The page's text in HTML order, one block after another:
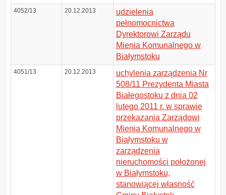
4052/13 20.12.2013
udzielenia
pełnomocnictwa
Dyrektorowi Zarządu
Mienia Komunalnego w
Białymstoku
4051/13 20.12.2013
uchylenia zarządzenia Nr
508/11 Prezydenta Miasta
Białegostoku z dnia 02
lutego 2011 r. w sprawie
przekazania Zarządowi
Mienia Komunalnego w
Białymstoku w
zarządzenia
nieruchomości położonej
w Białymstoku,
stanowiącej własność